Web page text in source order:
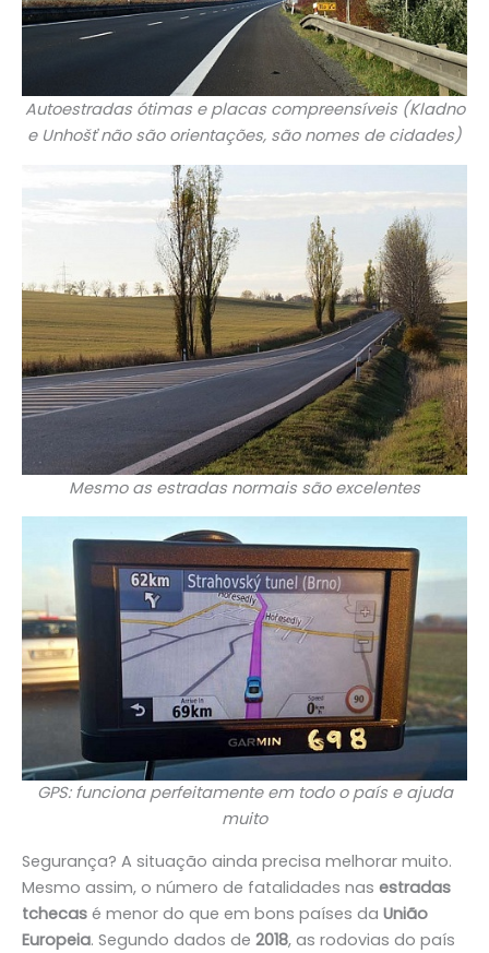
Autoestradas ótimas e placas compreensíveis (Kladno
e Unhošť não são orientações, são nomes de cidades)
Mesmo as estradas normais são excelentes
GPS: funciona perfeitamente em todo o país e ajuda
muito
Segurança? A situação ainda precisa melhorar muito.
Mesmo assim, o número de fatalidades nas estradas
tchecas é menor do que em bons países da União
Europeia. Segundo dados de 2018, as rodovias do país